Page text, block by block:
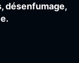
désenfumage,